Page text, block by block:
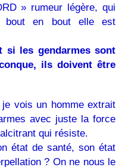
» rumeur légère, qui
bout en bout elle est
si les gendarmes sont
ils doivent être
vois un homme extrait
avec juste la force
qui résiste.
état de santé, son état
? On ne nous le